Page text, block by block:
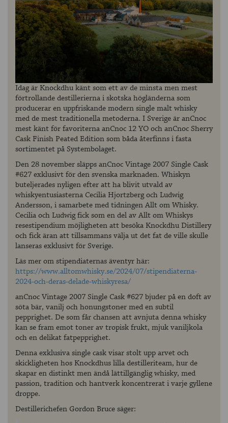
Idag är Knockdhu känt som ett av de minsta men mest
förtrollande destillerierna i skotska högländerna som
producerar en uppfriskande modern single malt whisky
med de mest traditionella metoderna. I Sverige är anCnoc
mest känt för favoriterna anCnoc 12 YO och anCnoc Sherry
Cask Finish Peated Edition som båda återfinns i fasta
sortimentet på Systembolaget.
Den 28 november släpps anCnoc Vintage 2007 Single Cask
#627 exklusivt för den svenska marknaden. Whiskyn
buteljerades nyligen efter att ha blivit utvald av
whiskyentusiasterna Cecilia Hjortzberg och Ludwig
Andersson, i samarbete med tidningen Allt om Whisky.
Cecilia och Ludwig fick som en del av Allt om Whiskys
resestipendium möjligheten att besöka Knockdhu Distillery
och fick äran att tillsammans välja ut det fat de ville skulle
lanseras exklusivt för Sverige.
Läs mer om stipendiaternas äventyr här:
https://www.alltomwhisky.se/2024/07/stipendiaterna-
2024-och-deras-delade-whiskyresa/
anCnoc Vintage 2007 Single Cask #627 bjuder på en doft av
söta bär, vanilj och honungstoner med en subtil
pepprighet. De som får chansen att avnjuta denna whisky
kan se fram emot toner av tropisk frukt, mjuk vaniljkola
och en delikat fatpepprighet.
Denna exklusiva single cask visar stolt upp arvet och
skickligheten hos Knockdhus lilla destilleriteam, hur de
skapar en distinkt men ändå lättillgänglig whisky, med
passion, tradition och hantverk koncentrerat i varje gyllene
droppe.
Destillerichefen Gordon Bruce säger: